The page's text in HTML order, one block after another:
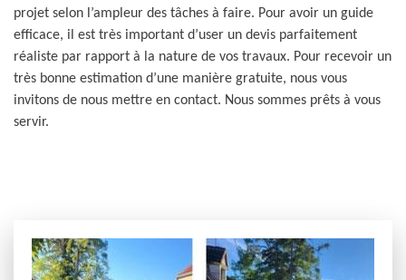
projet selon l’ampleur des tâches à faire. Pour avoir un guide
efficace, il est très important d’user un devis parfaitement
réaliste par rapport à la nature de vos travaux. Pour recevoir un
très bonne estimation d’une manière gratuite, nous vous
invitons de nous mettre en contact. Nous sommes prêts à vous
servir.